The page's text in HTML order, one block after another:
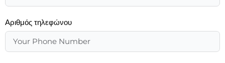
Αριθμός τηλεφώνου